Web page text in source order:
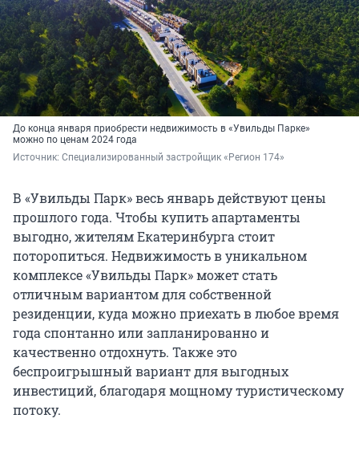
До конца января приобрести недвижимость в «Увильды Парке»
можно по ценам 2024 года
Источник: Специализированный застройщик «Регион 174»
В «Увильды Парк» весь январь действуют цены
прошлого года. Чтобы купить апартаменты
выгодно, жителям Екатеринбурга стоит
поторопиться. Недвижимость в уникальном
комплексе «Увильды Парк» может стать
отличным вариантом для собственной
резиденции, куда можно приехать в любое время
года спонтанно или запланированно и
качественно отдохнуть. Также это
беспроигрышный вариант для выгодных
инвестиций, благодаря мощному туристическому
потоку.